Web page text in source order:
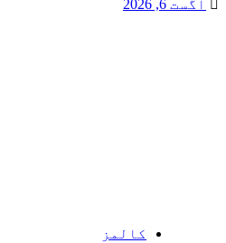
اگست 6, 2026
کالمز